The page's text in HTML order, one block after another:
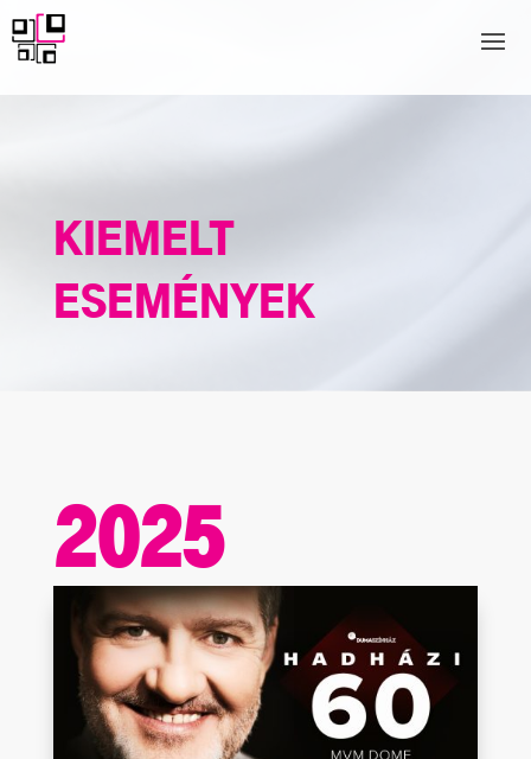
KIEMELT
ESEMÉNYEK
2025